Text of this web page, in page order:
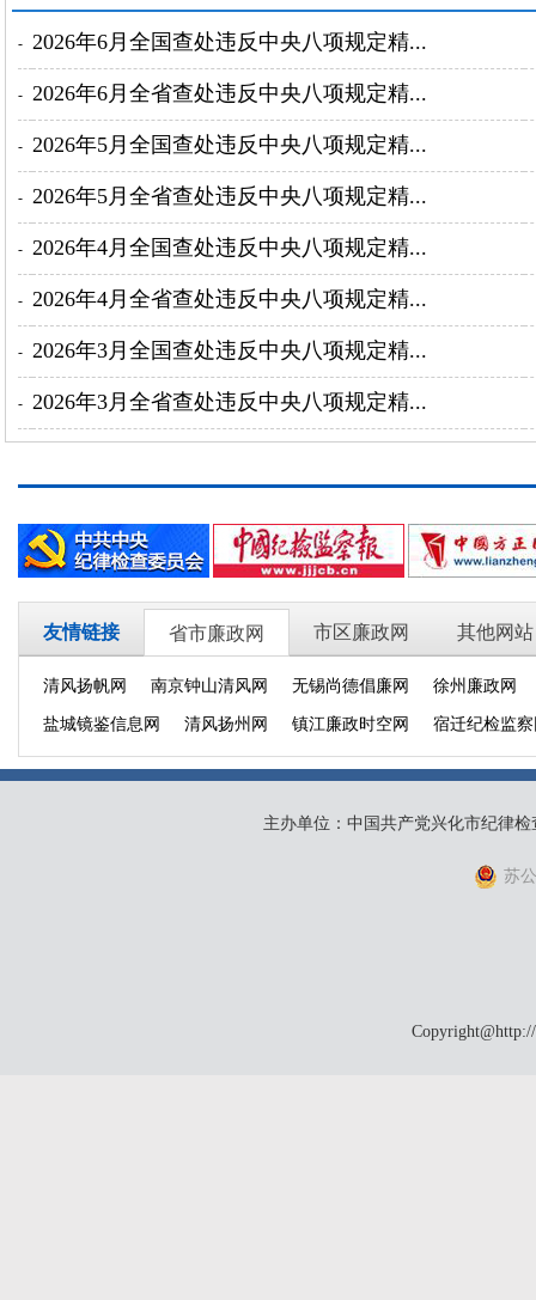
- 2026年6月全国查处违反中央八项规定精...
- 2026年6月全省查处违反中央八项规定精...
- 2026年5月全国查处违反中央八项规定精...
- 2026年5月全省查处违反中央八项规定精...
- 2026年4月全国查处违反中央八项规定精...
- 2026年4月全省查处违反中央八项规定精...
- 2026年3月全国查处违反中央八项规定精...
- 2026年3月全省查处违反中央八项规定精...
友情链接 省市廉政网 市区廉政网 其他网站
清风扬帆网 南京钟山清风网 无锡尚德倡廉网 徐州廉政网
盐城镜鉴信息网 清风扬州网 镇江廉政时空网 宿迁纪检监
主办单位：中国共产党兴化市纪律
苏